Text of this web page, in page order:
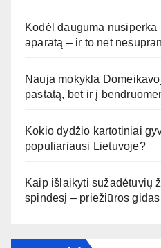
Kodėl dauguma
aparatą – ir to net
Nauja mokykla
pastatą, bet ir į
Kokio dydžio kartotiniai
populiariausi Lietuvoje?
Kaip išlaikyti sužadėtuvių
spindesį – priežiūros gidas